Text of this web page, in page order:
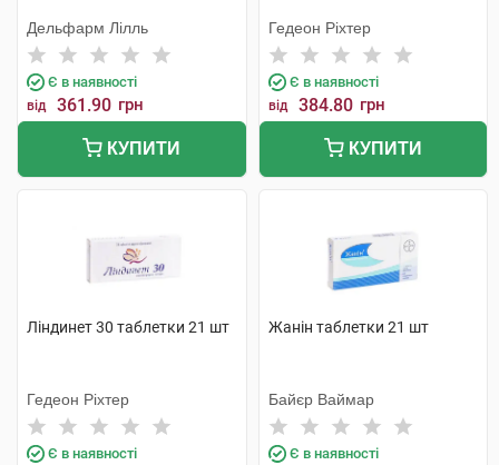
Дельфарм Лілль
Є в наявності
від 361.90 грн
КУПИТИ
Гедеон Ріхтер
Є в наявності
від 384.80 грн
КУПИТИ
Ліндинет 30 таблетки 21 шт
Гедеон Ріхтер
Є в наявності
Жанін таблетки 21 шт
Байєр Ваймар
Є в наявності